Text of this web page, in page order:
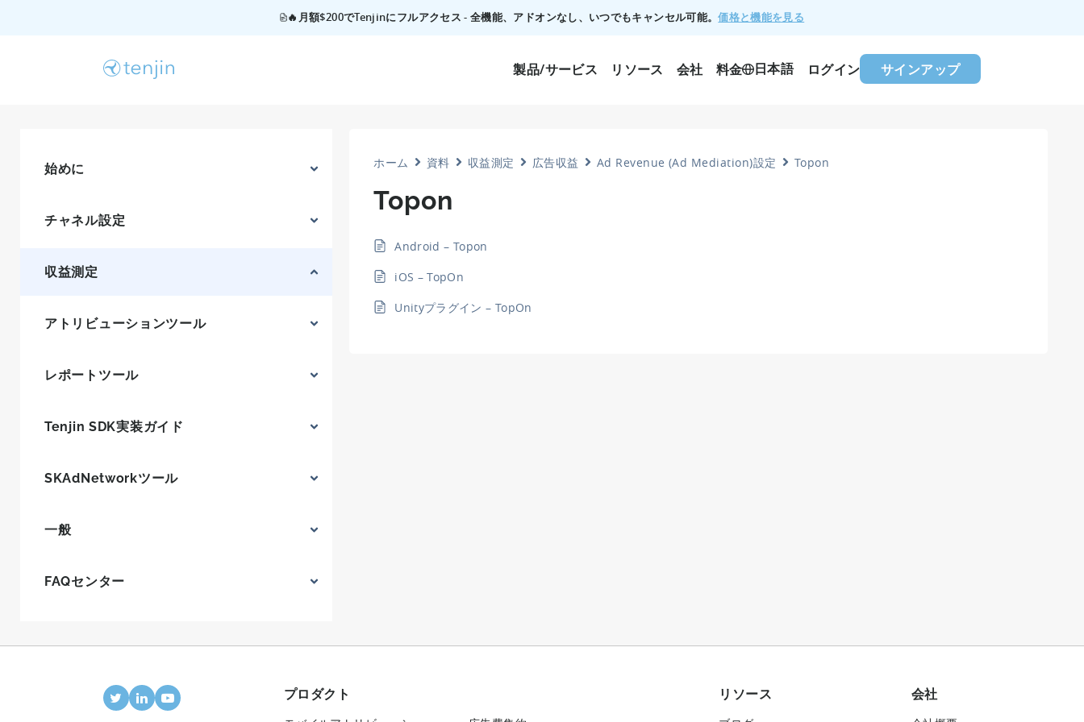
🔥月額$200でTenjinにフルアクセス - 全機能、アドオンなし、いつでもキャンセル可能。価格と機能を見る
製品/サービス リソース 会社 料金 日本語 ログイン サインアップ
始めに
チャネル設定
収益測定
アトリビューションツール
レポートツール
Tenjin SDK実装ガイド
SKAdNetworkツール
一般
FAQセンター
ホーム 資料 収益測定 広告収益 Ad Revenue (Ad Mediation)設定 Topon
Topon
Android – Topon
iOS – TopOn
Unityプラグイン – TopOn
プロダクト リソース 会社